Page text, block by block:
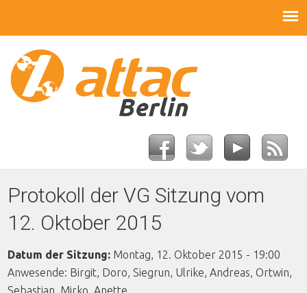
Protokoll der VG Sitzung vom
12. Oktober 2015
Datum der Sitzung: Montag, 12. Oktober 2015 - 19:00
Anwesende: Birgit, Doro, Siegrun, Ulrike, Andreas, Ortwin,
Sebastian, Mirko, Anette